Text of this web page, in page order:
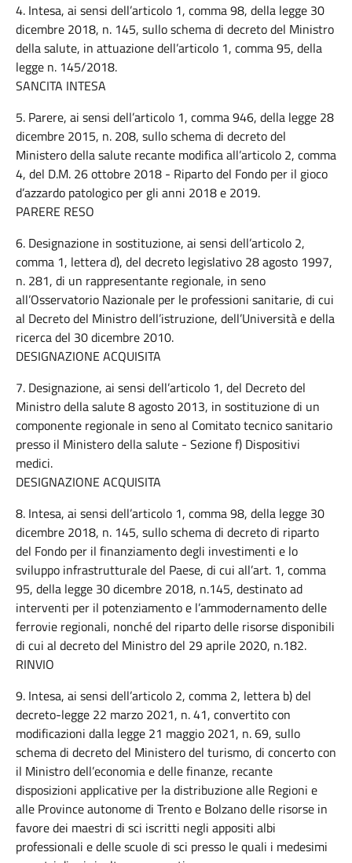
4. Intesa, ai sensi dell’articolo 1, comma 98, della legge 30
dicembre 2018, n. 145, sullo schema di decreto del Ministro
della salute, in attuazione dell’articolo 1, comma 95, della
legge n. 145/2018.
SANCITA INTESA
5. Parere, ai sensi dell’articolo 1, comma 946, della legge 28
dicembre 2015, n. 208, sullo schema di decreto del
Ministero della salute recante modifica all’articolo 2, comma
4, del D.M. 26 ottobre 2018 - Riparto del Fondo per il gioco
d’azzardo patologico per gli anni 2018 e 2019.
PARERE RESO
6. Designazione in sostituzione, ai sensi dell’articolo 2,
comma 1, lettera d), del decreto legislativo 28 agosto 1997,
n. 281, di un rappresentante regionale, in seno
all’Osservatorio Nazionale per le professioni sanitarie, di cui
al Decreto del Ministro dell’istruzione, dell’Università e della
ricerca del 30 dicembre 2010.
DESIGNAZIONE ACQUISITA
7. Designazione, ai sensi dell’articolo 1, del Decreto del
Ministro della salute 8 agosto 2013, in sostituzione di un
componente regionale in seno al Comitato tecnico sanitario
presso il Ministero della salute - Sezione f) Dispositivi
medici.
DESIGNAZIONE ACQUISITA
8. Intesa, ai sensi dell’articolo 1, comma 98, della legge 30
dicembre 2018, n. 145, sullo schema di decreto di riparto
del Fondo per il finanziamento degli investimenti e lo
sviluppo infrastrutturale del Paese, di cui all’art. 1, comma
95, della legge 30 dicembre 2018, n.145, destinato ad
interventi per il potenziamento e l’ammodernamento delle
ferrovie regionali, nonché del riparto delle risorse disponibili
di cui al decreto del Ministro del 29 aprile 2020, n.182.
RINVIO
9. Intesa, ai sensi dell’articolo 2, comma 2, lettera b) del
decreto-legge 22 marzo 2021, n. 41, convertito con
modificazioni dalla legge 21 maggio 2021, n. 69, sullo
schema di decreto del Ministero del turismo, di concerto con
il Ministro dell’economia e delle finanze, recante
disposizioni applicative per la distribuzione alle Regioni e
alle Province autonome di Trento e Bolzano delle risorse in
favore dei maestri di sci iscritti negli appositi albi
professionali e delle scuole di sci presso le quali i medesimi